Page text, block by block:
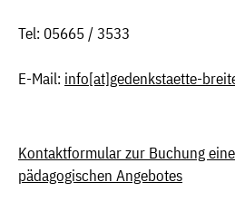
Tel: 05665 / 3533
E-Mail: info[at]gedenkstaette-
Kontaktformular zur Buchung
pädagogischen Angebotes